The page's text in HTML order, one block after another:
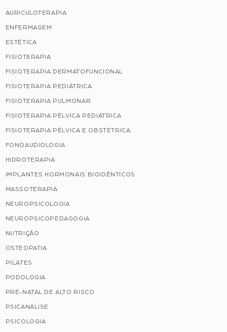
AURICULOTERAPIA
ENFERMAGEM
ESTÉTICA
FISIOTERAPIA
FISIOTERAPIA DERMATOFUNCIONAL
FISIOTERAPIA PEDIÁTRICA
FISIOTERAPIA PULMONAR
FISIOTERAPIA PÉLVICA PEDIÁTRICA
FISIOTERAPIA PÉLVICA E OBSTÉTRICA
FONOAUDIOLOGIA
HIDROTERAPIA
IMPLANTES HORMONAIS BIOIDÊNTICOS
MASSOTERAPIA
NEUROPSICOLOGIA
NEUROPSICOPEDAGOGIA
NUTRIÇÃO
OSTEOPATIA
PILATES
PODOLOGIA
PRÉ-NATAL DE ALTO RISCO
PSICANÁLISE
PSICOLOGIA